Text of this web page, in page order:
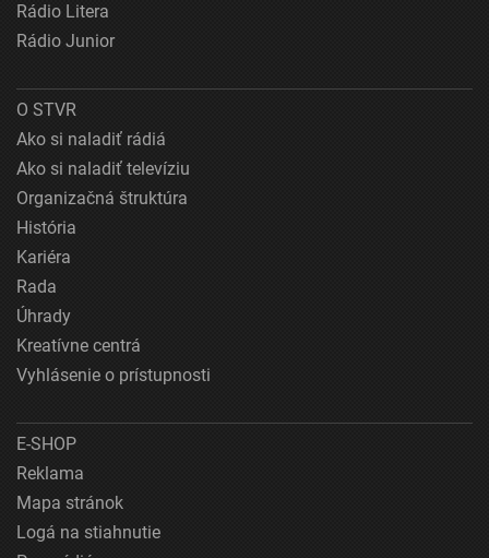
Rádio Litera
Rádio Junior
O STVR
Ako si naladiť rádiá
Ako si naladiť televíziu
Organizačná štruktúra
História
Kariéra
Rada
Úhrady
Kreatívne centrá
Vyhlásenie o prístupnosti
E-SHOP
Reklama
Mapa stránok
Logá na stiahnutie